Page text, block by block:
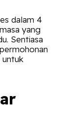
dalam 4
yang
Sentiasa
untuk